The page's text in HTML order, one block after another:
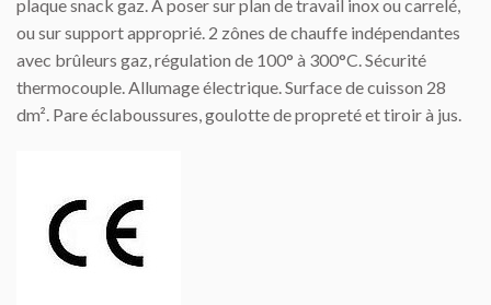
plaque snack gaz. A poser sur plan de travail inox ou carrelé,
ou sur support approprié. 2 zônes de chauffe indépendantes
avec brûleurs gaz, régulation de 100° à 300°C. Sécurité
thermocouple. Allumage électrique. Surface de cuisson 28
dm². Pare éclaboussures, goulotte de propreté et tiroir à jus.